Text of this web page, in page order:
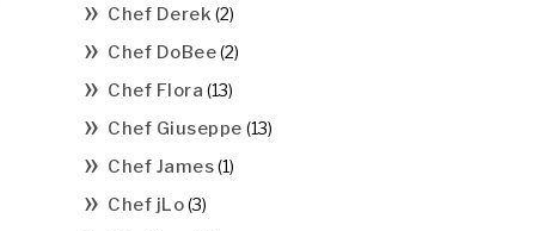
Chef Derek (2)
Chef DoBee(2)
Chef Flora (13)
Chef Giuseppe (13)
Chef James(1)
Chef jLo(3)